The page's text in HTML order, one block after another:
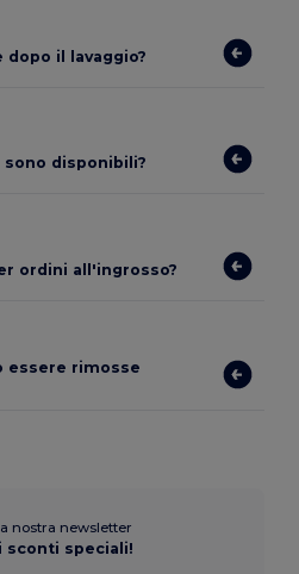
dopo il lavaggio?
sono disponibili?
ordini all'ingrosso?
essere rimosse
nostra newsletter
sconti speciali!